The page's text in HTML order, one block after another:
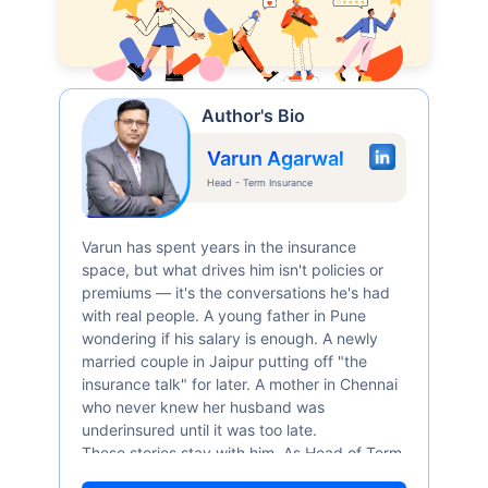
Author's Bio
Varun Agarwal
Head - Term Insurance
Varun has spent years in the insurance
space, but what drives him isn't policies or
premiums — it's the conversations he's had
with real people. A young father in Pune
wondering if his salary is enough. A newly
married couple in Jaipur putting off "the
insurance talk" for later. A mother in Chennai
who never knew her husband was
underinsured until it was too late.
These stories stay with him. As Head of Term